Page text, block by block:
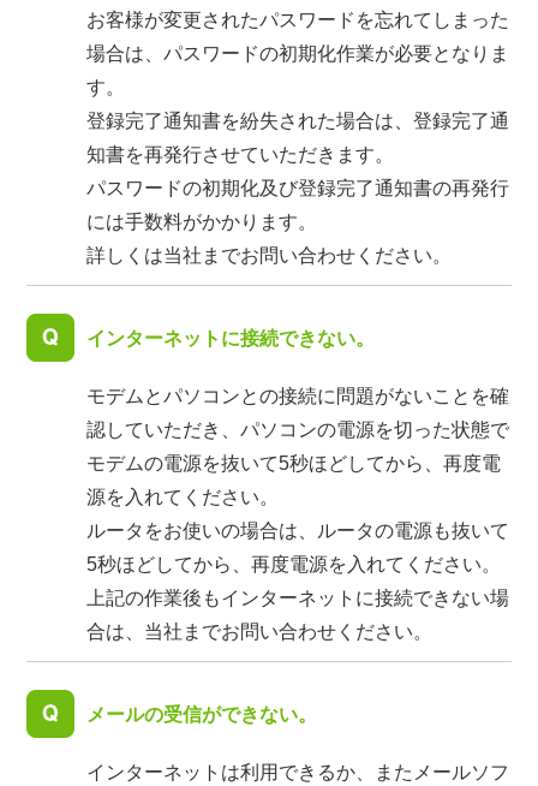
お客様が変更されたパスワードを忘れてしまった
場合は、パスワードの初期化作業が必要となりま
す。
登録完了通知書を紛失された場合は、登録完了通
知書を再発行させていただきます。
パスワードの初期化及び登録完了通知書の再発行
には手数料がかかります。
詳しくは当社までお問い合わせください。
インターネットに接続できない。
モデムとパソコンとの接続に問題がないことを確
認していただき、パソコンの電源を切った状態で
モデムの電源を抜いて5秒ほどしてから、再度電
源を入れてください。
ルータをお使いの場合は、ルータの電源も抜いて
5秒ほどしてから、再度電源を入れてください。
上記の作業後もインターネットに接続できない場
合は、当社までお問い合わせください。
メールの受信ができない。
インターネットは利用できるか、またメールソフ